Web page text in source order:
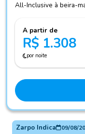
All-Inclusive à beira-
A partir de
R$ 1.308
por noite
Zarpo Indica 09/08/